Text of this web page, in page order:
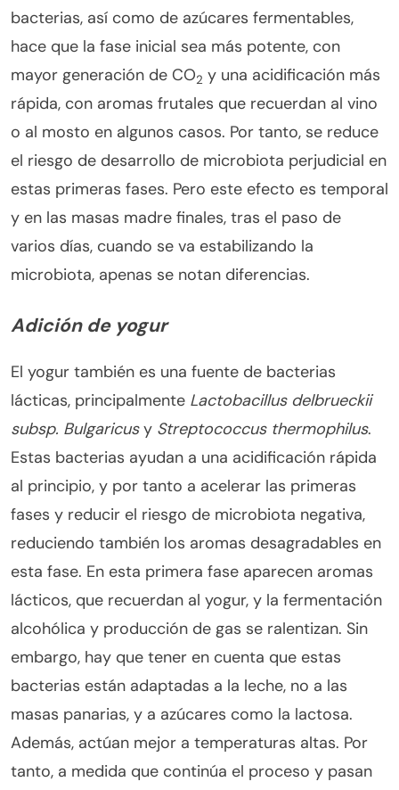
bacterias, así como de azúcares fermentables,
hace que la fase inicial sea más potente, con
mayor generación de CO2 y una acidificación más
rápida, con aromas frutales que recuerdan al vino
o al mosto en algunos casos. Por tanto, se reduce
el riesgo de desarrollo de microbiota perjudicial en
estas primeras fases. Pero este efecto es temporal
y en las masas madre finales, tras el paso de
varios días, cuando se va estabilizando la
microbiota, apenas se notan diferencias.
Adición de yogur
El yogur también es una fuente de bacterias
lácticas, principalmente Lactobacillus delbrueckii
subsp. Bulgaricusy Streptococcus thermophilus.
Estas bacterias ayudan a una acidificación rápida
al principio, y por tanto a acelerar las primeras
fases y reducir el riesgo de microbiota negativa,
reduciendo también los aromas desagradables en
esta fase. En esta primera fase aparecen aromas
lácticos, que recuerdan al yogur, y la fermentación
alcohólica y producción de gas se ralentizan. Sin
embargo, hay que tener en cuenta que estas
bacterias están adaptadas a la leche, no a las
masas panarias, y a azúcares como la lactosa.
Además, actúan mejor a temperaturas altas. Por
tanto, a medida que continúa el proceso y pasan